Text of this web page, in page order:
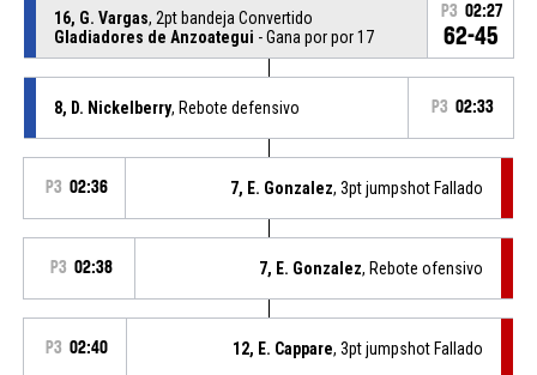
16, G. Vargas, 2pt bandeja Convertido
Gladiadores de Anzoategui - Gana por por 17
P3 02:27
62-45
8, D. Nickelberry, Rebote defensivo P3 02:33
P3 02:36 7, E. Gonzalez, 3pt jumpshot Fallado
P3 02:38 7, E. Gonzalez, Rebote ofensivo
P3 02:40 12, E. Cappare, 3pt jumpshot Fallado